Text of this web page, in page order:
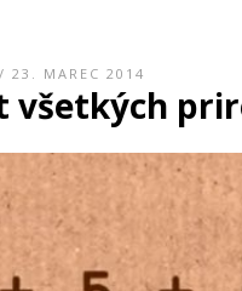
/ 23. MAREC 2014